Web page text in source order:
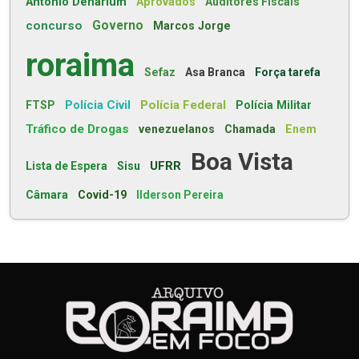
concurso Governo Marcos Jorge
roraima Sefaz Asa Branca Força tarefa
FTSP Polícia Civil Polícia Federal Polícia Militar
Tráfico de Drogas venezuelanos Chamada Enem
Lista de Espera Sisu UFRR Boa Vista
Câmara Covid-19 Ilderson Pereira